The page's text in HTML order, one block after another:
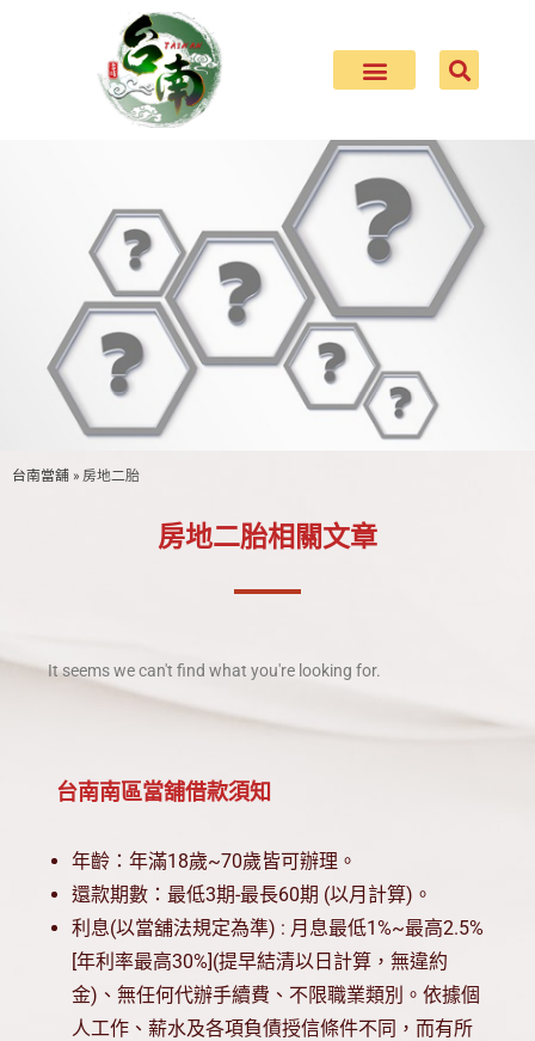
當舖借款常
見問題
台南當舖 » 房地二胎
房地二胎相關文章
It seems we can't find what you're looking for.
台南南區當舖借款須知
年齡：年滿18歲~70歲皆可辦理。
還款期數：最低3期-最長60期 (以月計算)。
利息(以當舖法規定為準) : 月息最低1%~最高2.5%
[年利率最高30%](提早結清以日計算，無違約
金)、無任何代辦手續費、不限職業類別。依據個
人工作、薪水及各項負債授信條件不同，而有所